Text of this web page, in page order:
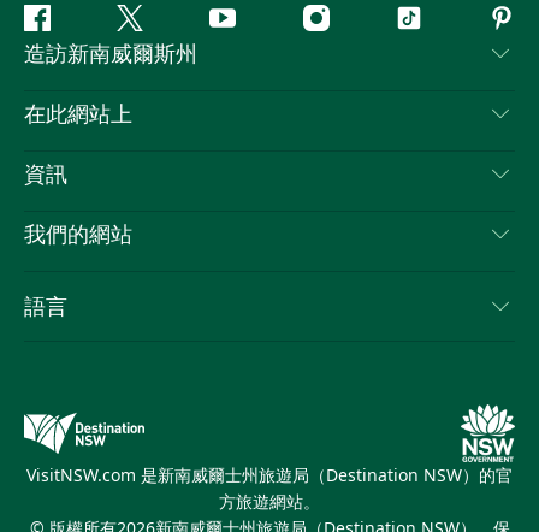
Facebook嘰
嘰
喳
Youtube Instagram抖
造訪新南威爾斯州
聯絡我們
隱私
Cookie 通知
在此網站上
目的地
新南威爾士州公路旅行
活動
資訊
旅行資訊
新南威爾士州的商業
我們的網站
新南威爾士州旅遊局（Destination NSW）媒體中心
繽紛雪梨燈光音樂節
語言
VisitNSW.com 是新南威爾士州旅遊局（Destination NSW）的官
方旅遊網站。
© 版權所有2026新南威爾士州旅遊局（Destination NSW）。保